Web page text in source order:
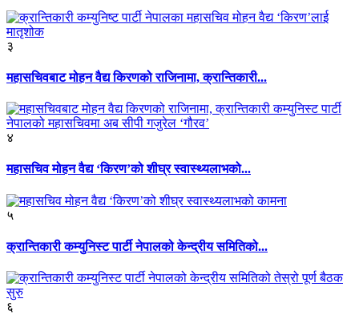
३
महासचिवबाट मोहन वैद्य किरणको राजिनामा, क्रान्तिकारी...
४
महासचिव मोहन वैद्य ‘किरण’को शीघ्र स्वास्थ्यलाभको...
५
क्रान्तिकारी कम्युनिस्ट पार्टी नेपालको केन्द्रीय समितिको...
६